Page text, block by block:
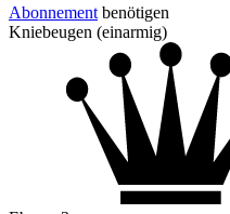
Abonnement benötigen
Kniebeugen (einarmig)